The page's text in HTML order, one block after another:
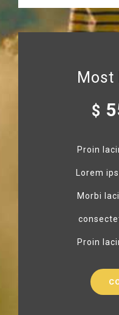
Most
$
Proin
Lorem
Morbi
Proin